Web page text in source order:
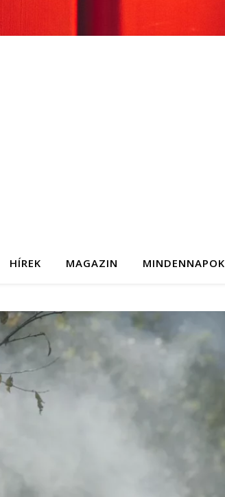
HÍREK MAGAZIN MINDENNAPOK